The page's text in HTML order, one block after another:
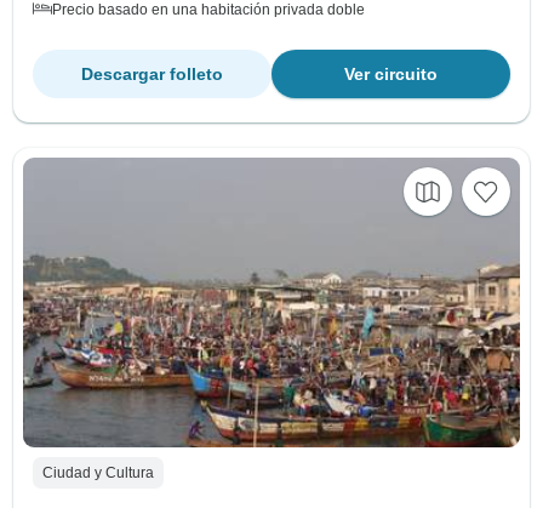
Precio basado en una habitación privada doble
Ver circuito
Descargar folleto
Ciudad y Cultura